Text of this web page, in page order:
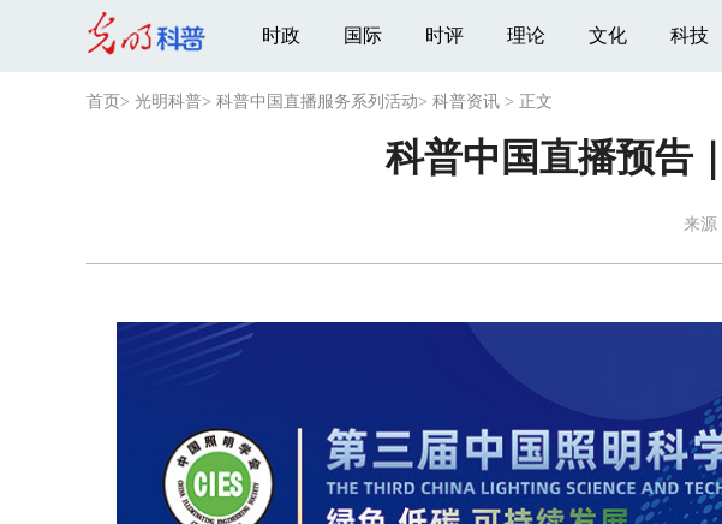
时政 国际 时评 理论 文化 科技
首页 > 光明科普> 科普中国直播服务系列活动> 科普资讯 > 正文
科普中国直播预告
来源